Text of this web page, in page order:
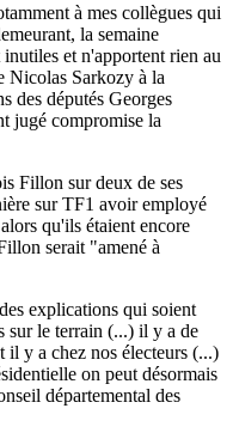
à mes collègues qui
la semaine
inutiles et n'apportent rien au
Nicolas Sarkozy à la
des députés Georges
jugé compromise la
Fillon sur deux de ses
sur TF1 avoir employé
qu'ils étaient encore
serait "amené à
explications qui soient
sur le terrain (...) il y a de
il y a chez nos électeurs (...)
on peut désormais
départemental des